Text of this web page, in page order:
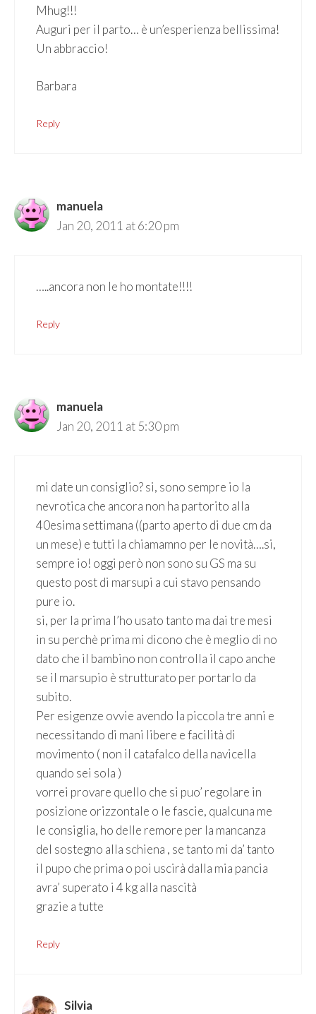
Mhug!!!
Auguri per il parto… è un’esperienza bellissima!
Un abbraccio!
Barbara
Reply
manuela
Jan 20, 2011 at 6:20 pm
…..ancora non le ho montate!!!!
Reply
manuela
Jan 20, 2011 at 5:30 pm
mi date un consiglio? si, sono sempre io la
nevrotica che ancora non ha partorito alla
40esima settimana ((parto aperto di due cm da
un mese) e tutti la chiamamno per le novità….si,
sempre io! oggi però non sono su GS ma su
questo post di marsupi a cui stavo pensando
pure io.
si, per la prima l’ho usato tanto ma dai tre mesi
in su perchè prima mi dicono che è meglio di no
dato che il bambino non controlla il capo anche
se il marsupio è strutturato per portarlo da
subito.
Per esigenze ovvie avendo la piccola tre anni e
necessitando di mani libere e facilità di
movimento ( non il catafalco della navicella
quando sei sola )
vorrei provare quello che si puo’ regolare in
posizione orizzontale o le fascie, qualcuna me
le consiglia, ho delle remore per la mancanza
del sostegno alla schiena , se tanto mi da’ tanto
il pupo che prima o poi uscirà dalla mia pancia
avra’ superato i 4 kg alla nascità
grazie a tutte
Reply
Silvia